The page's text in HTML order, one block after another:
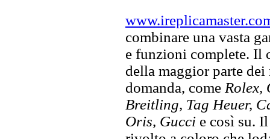
combinare una vasta
e funzioni complete. Il
della maggior parte
domanda, come Rolex,
Breitling, Tag Heuer,
Oris, Gucci e così su.